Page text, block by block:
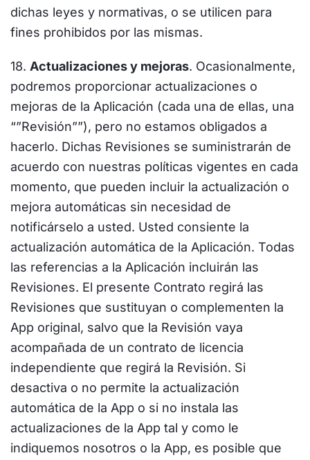
dichas leyes y normativas, o se utilicen para
fines prohibidos por las mismas.
18. Actualizaciones y mejoras. Ocasionalmente,
podremos proporcionar actualizaciones o
mejoras de la Aplicación (cada una de ellas, una
“”Revisión””), pero no estamos obligados a
hacerlo. Dichas Revisiones se suministrarán de
acuerdo con nuestras políticas vigentes en cada
momento, que pueden incluir la actualización o
mejora automáticas sin necesidad de
notificárselo a usted. Usted consiente la
actualización automática de la Aplicación. Todas
las referencias a la Aplicación incluirán las
Revisiones. El presente Contrato regirá las
Revisiones que sustituyan o complementen la
App original, salvo que la Revisión vaya
acompañada de un contrato de licencia
independiente que regirá la Revisión. Si
desactiva o no permite la actualización
automática de la App o si no instala las
actualizaciones de la App tal y como le
indiquemos nosotros o la App, es posible que